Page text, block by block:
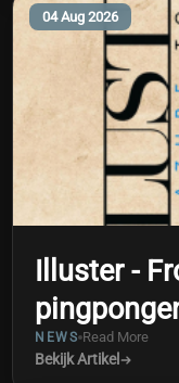
04 Aug 2026
Illuster -
NEWS Read More
Bekijk Artikel